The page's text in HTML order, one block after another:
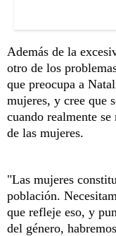
Además de la
otro de los
que preocupa a
mujeres, y cree que
cuando realmente
de las mujeres.
"Las mujeres
población.
que refleje eso, y
del género,